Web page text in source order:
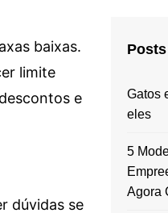
baixas.
limite
e
dúvidas se
Gatos
eles
5
Agora